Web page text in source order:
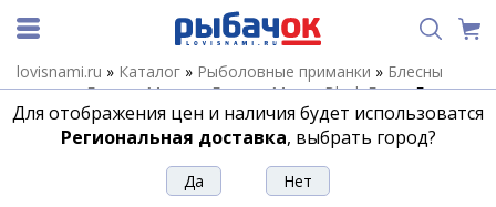
lovisnami.ru » Каталог » Рыболовные приманки » Блесны
летние»Блесны Mepps»Блесны Mepps Black Fury»Блесна
Mepps Black Fury Cu №1 (Ch)
Блесна Mepps Black Fury Cu №1 (Ch)
Для отображения цен и наличия будет использоватся
Региональная доставка, выбрать город?